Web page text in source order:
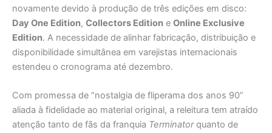
novamente devido à produção de três edições em disco:
Day One Edition, Collectors Edition e Online Exclusive
Edition. A necessidade de alinhar fabricação, distribuição e
disponibilidade simultânea em varejistas internacionais
estendeu o cronograma até dezembro.
Com promessa de “nostalgia de fliperama dos anos 90”
aliada à fidelidade ao material original, a releitura tem atraído
atenção tanto de fãs da franquia Terminatorquanto de